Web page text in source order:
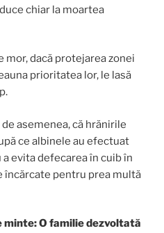
chiar la moartea
mor, dacă protejarea zonei
prioritatea lor, le lasă
asemenea, că hrănirile
ce albinele au efectuat
evita defecarea în cuib în
încărcate pentru prea multă
minte: O familie dezvoltată